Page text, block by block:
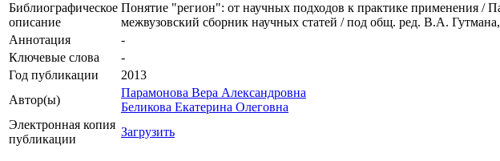
Библиографическое
описание
Понятие "регион": от научных подходов к практике применения /
межвузовский сборник научных статей / под общ. ред. В.А.
Аннотация
-
Ключевые cлова
-
Год публикации
2013
Автор(ы)
Парамонова Вера Александровна
Беликова Екатерина Олеговна
Электронная копия
публикации
Загрузить